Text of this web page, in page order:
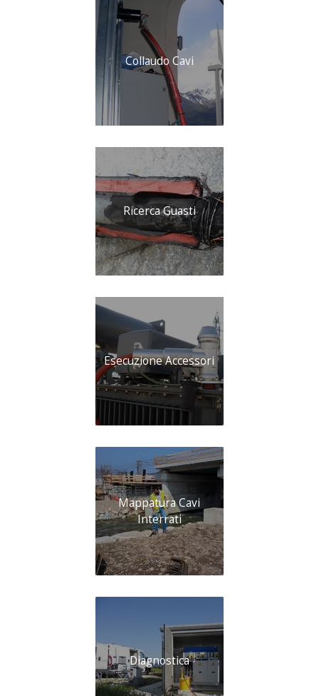
Collaudo Cavi
Ricerca Guasti
Esecuzione Accessori
Mappatura Cavi
Interrati
Diagnostica